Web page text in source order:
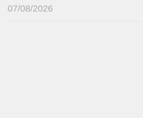
07/08/2026